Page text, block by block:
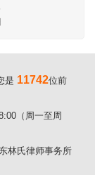
是 11742位前
（周一至周
林氏律师事务所